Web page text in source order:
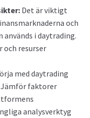
Det är viktigt
och
i daytrading.
och resurser
med daytrading
faktorer
analysverktyg